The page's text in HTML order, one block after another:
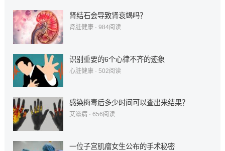
肾结石会导致肾衰竭吗？
肾脏健康· 984阅读
识别重要的6个心律不齐的迹象
心脏健康· 502阅读
感染梅毒后多少时间可以查出来结果？
艾滋病· 656阅读
一位子宫肌瘤女生公布的手术秘密